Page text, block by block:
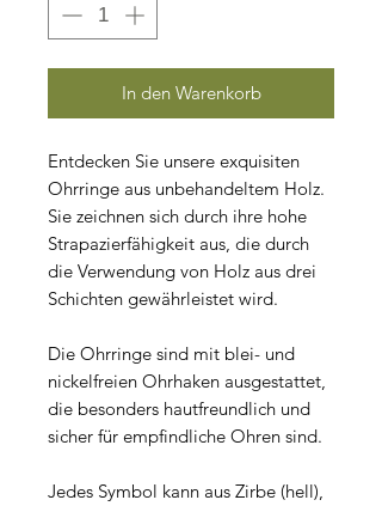
In den Warenkorb
Entdecken Sie unsere exquisiten
Ohrringe aus unbehandeltem Holz.
Sie zeichnen sich durch ihre hohe
Strapazierfähigkeit aus, die durch
die Verwendung von Holz aus drei
Schichten gewährleistet wird.
Die Ohrringe sind mit blei- und
nickelfreien Ohrhaken ausgestattet,
die besonders hautfreundlich und
sicher für empfindliche Ohren sind.
Jedes Symbol kann aus Zirbe (hell),